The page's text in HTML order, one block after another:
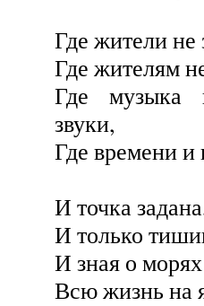
Где жители не
Где жителям
Где музыка
звуки,
Где времени и
И точка
И только
И зная о
Всю жизнь на